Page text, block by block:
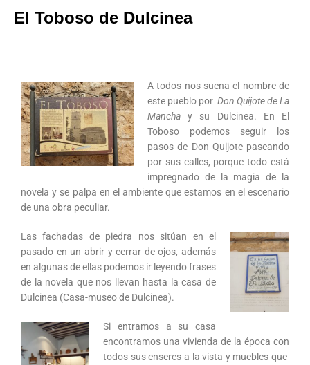
El Toboso de Dulcinea
A todos nos suena el nombre de
este pueblo por Don Quijote de La
Mancha y su Dulcinea. En El
Toboso podemos seguir los
pasos de Don Quijote paseando
por sus calles, porque todo está
impregnado de la magia de la
novela y se palpa en el ambiente que estamos en el escenario
de una obra peculiar.
Las fachadas de piedra nos sitúan en el
pasado en un abrir y cerrar de ojos, además
en algunas de ellas podemos ir leyendo frases
de la novela que nos llevan hasta la casa de
Dulcinea (Casa-museo de Dulcinea).
Si entramos a su casa
encontramos una vivienda de la época con
todos sus enseres a la vista y muebles que